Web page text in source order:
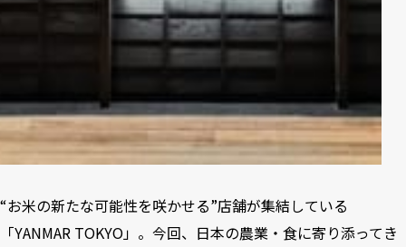
“お米の新たな可能性を咲かせる”店舗が集結している
「YANMAR TOKYO」。今回、日本の農業・食に寄り添ってき